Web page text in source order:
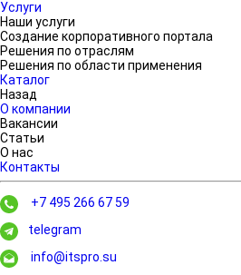
Услуги
Наши услуги
Создание корпоративного портала
Решения по отраслям
Решения по области применения
Каталог
Назад
О компании
Вакансии
Статьи
О нас
Контакты
+7 495 266 67 59
telegram
info@itspro.su